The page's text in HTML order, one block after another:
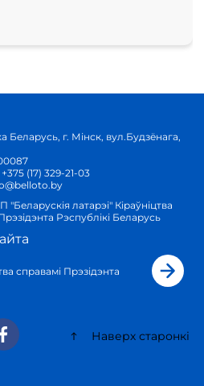
Беларусь, г. Мінск, вул.Будзёнага,
+375 (17) 329-21-03
"Беларускія латарэі" Кіраўніцтва
Рэспублікі Беларусь
справамі Прэзідэнта
Наверх старонкі